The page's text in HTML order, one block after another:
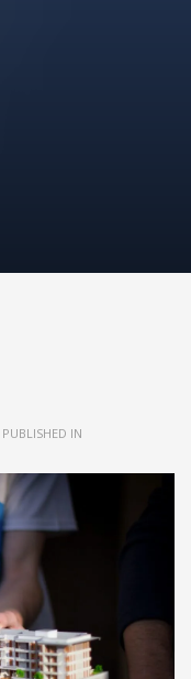
PUBLISHED IN